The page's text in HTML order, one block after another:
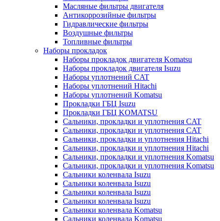
Масляные фильтры двигателя
Антикоррозийные фильтры
Гидравлические фильтры
Воздушные фильтры
Топливные фильтры
Наборы прокладок
Наборы прокладок двигателя Komatsu
Наборы прокладок двигателя Isuzu
Наборы уплотнений CAT
Наборы уплотнений Hitachi
Наборы уплотнений Komatsu
Прокладки ГБЦ Isuzu
Прокладки ГБЦ KOMATSU
Сальники, прокладки и уплотнения CAT
Сальники, прокладки и уплотнения CAT
Сальники, прокладки и уплотнения Hitachi
Сальники, прокладки и уплотнения Hitachi
Сальники, прокладки и уплотнения Komatsu
Сальники, прокладки и уплотнения Komatsu
Сальники коленвала Isuzu
Сальники коленвала Isuzu
Сальники коленвала Isuzu
Сальники коленвала Isuzu
Сальники коленвала Komatsu
Сальники коленвала Komatsu